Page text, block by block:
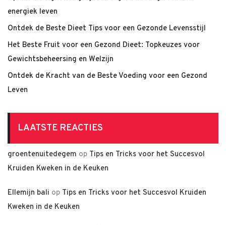
energiek leven
Ontdek de Beste Dieet Tips voor een Gezonde Levensstijl
Het Beste Fruit voor een Gezond Dieet: Topkeuzes voor
Gewichtsbeheersing en Welzijn
Ontdek de Kracht van de Beste Voeding voor een Gezond
Leven
LAATSTE REACTIES
groentenuitedegem op Tips en Tricks voor het Succesvol
Kruiden Kweken in de Keuken
Ellemijn bali op Tips en Tricks voor het Succesvol Kruiden
Kweken in de Keuken